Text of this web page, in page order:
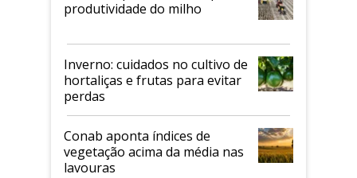
produtividade do milho
Inverno: cuidados no cultivo de
hortaliças e frutas para evitar
perdas
Conab aponta índices de
vegetação acima da média nas
lavouras